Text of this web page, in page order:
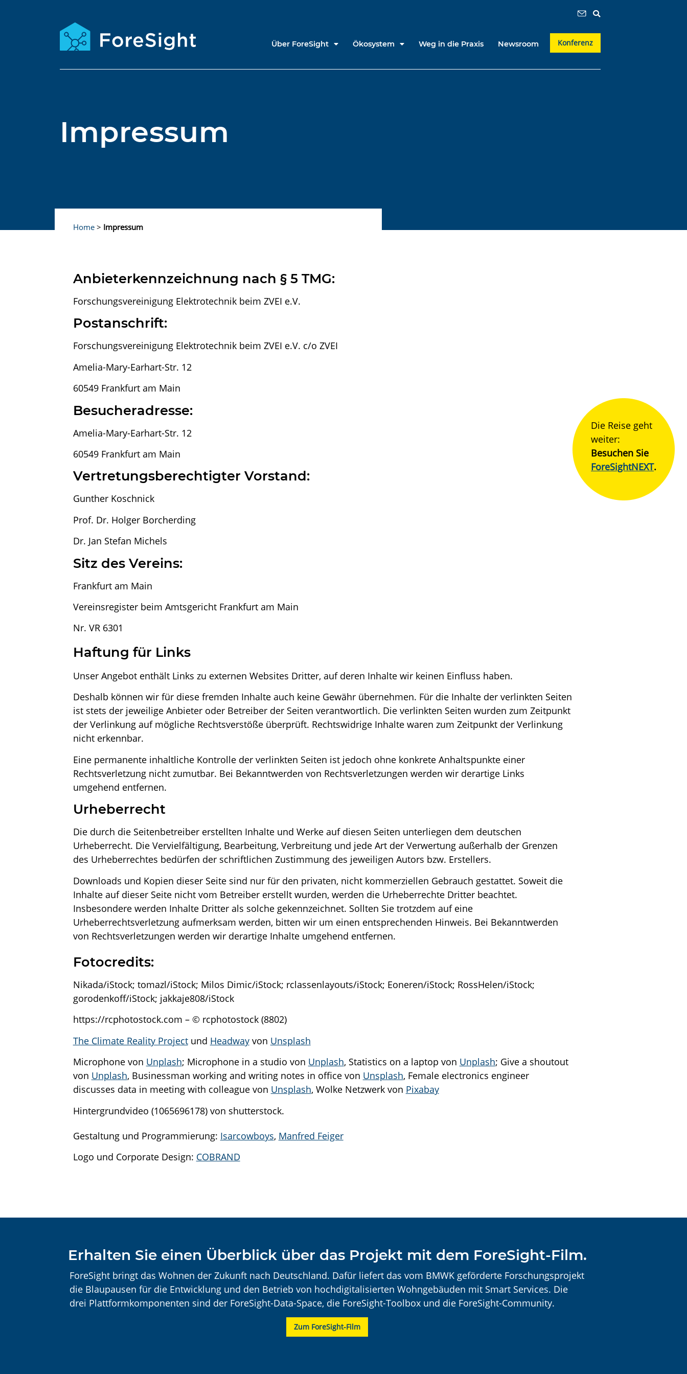
Über ForeSight Ökosystem Weg in die Praxis Newsroom Konferenz
Die Reise geht
weiter:
Besuchen Sie
ForeSightNEXT.
Impressum
Home> Impressum
Anbieterkennzeichnung nach § 5 TMG:
Forschungsvereinigung Elektrotechnik beim ZVEI e.V.
Postanschrift:
Forschungsvereinigung Elektrotechnik beim ZVEI e.V. c/o ZVEI
Amelia-Mary-Earhart-Str. 12
60549 Frankfurt am Main
Besucheradresse:
Amelia-Mary-Earhart-Str. 12
60549 Frankfurt am Main
Vertretungsberechtigter Vorstand:
Gunther Koschnick
Prof. Dr. Holger Borcherding
Dr. Jan Stefan Michels
Sitz des Vereins:
Frankfurt am Main
Vereinsregister beim Amtsgericht Frankfurt am Main
Nr. VR 6301
Haftung für Links
Unser Angebot enthält Links zu externen Websites Dritter, auf deren Inhalte wir keinen Einfluss haben.
Deshalb können wir für diese fremden Inhalte auch keine Gewähr übernehmen. Für die Inhalte der verlinkten Seiten
ist stets der jeweilige Anbieter oder Betreiber der Seiten verantwortlich. Die verlinkten Seiten wurden zum Zeitpunkt
der Verlinkung auf mögliche Rechtsverstöße überprüft. Rechtswidrige Inhalte waren zum Zeitpunkt der Verlinkung
nicht erkennbar.
Eine permanente inhaltliche Kontrolle der verlinkten Seiten ist jedoch ohne konkrete Anhaltspunkte einer
Rechtsverletzung nicht zumutbar. Bei Bekanntwerden von Rechtsverletzungen werden wir derartige Links
umgehend entfernen.
Urheberrecht
Die durch die Seitenbetreiber erstellten Inhalte und Werke auf diesen Seiten unterliegen dem deutschen
Urheberrecht. Die Vervielfältigung, Bearbeitung, Verbreitung und jede Art der Verwertung außerhalb der Grenzen
des Urheberrechtes bedürfen der schriftlichen Zustimmung des jeweiligen Autors bzw. Erstellers.
Downloads und Kopien dieser Seite sind nur für den privaten, nicht kommerziellen Gebrauch gestattet. Soweit die
Inhalte auf dieser Seite nicht vom Betreiber erstellt wurden, werden die Urheberrechte Dritter beachtet.
Insbesondere werden Inhalte Dritter als solche gekennzeichnet. Sollten Sie trotzdem auf eine
Urheberrechtsverletzung aufmerksam werden, bitten wir um einen entsprechenden Hinweis. Bei Bekanntwerden
von Rechtsverletzungen werden wir derartige Inhalte umgehend entfernen.
Fotocredits:
Nikada/iStock; tomazl/iStock; Milos Dimic/iStock; rclassenlayouts/iStock; Eoneren/iStock; RossHelen/iStock;
gorodenkoff/iStock; jakkaje808/iStock
https://rcphotostock.com – © rcphotostock (8802)
The Climate Reality Projectund Headwayvon Unsplash
Microphone von Unplash; Microphone in a studio von Unplash, Statistics on a laptop von Unplash; Give a shoutout
von Unplash, Businessman working and writing notes in office von Unsplash, Female electronics engineer
discusses data in meeting with colleague von Unsplash, Wolke Netzwerk von Pixabay
Hintergrundvideo (1065696178) von shutterstock.
Gestaltung und Programmierung: Isarcowboys, Manfred Feiger
Logo und Corporate Design: COBRAND
Erhalten Sie einen Überblick über das Projekt mit dem ForeSight-Film.
ForeSight bringt das Wohnen der Zukunft nach Deutschland. Dafür liefert das vom BMWK geförderte Forschungsprojekt
die Blaupausen für die Entwicklung und den Betrieb von hochdigitalisierten Wohngebäuden mit Smart Services. Die
drei Plattformkomponenten sind der ForeSight-Data-Space, die ForeSight-Toolbox und die ForeSight-Community.
Zum ForeSight-Film